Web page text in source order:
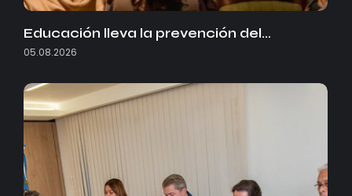
Educación lleva la prevención del…
05.08.2026